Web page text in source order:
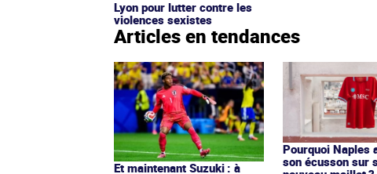
Lyon pour lutter contre les
violences sexistes
Articles en tendances
Et maintenant Suzuki : à
Pourquoi Naples
son écusson sur